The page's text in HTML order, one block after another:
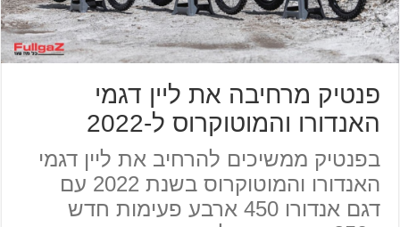
פנטיק מרחיבה את ליין דגמי
האנדורו והמוטוקרוס ל-2022
בפנטיק ממשיכים להרחיב את ליין דגמי
האנדורו והמוטוקרוס בשנת 2022 עם
דגם אנדורו 450 ארבע פעימות חדש